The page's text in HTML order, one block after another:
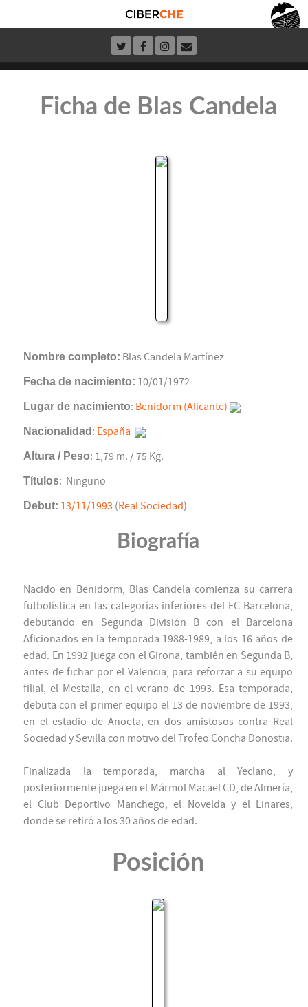
Ficha de Blas Candela
Nombre completo: Blas Candela Martínez
Fecha de nacimiento: 10/01/1972
Lugar de nacimiento: Benidorm (Alicante)
Nacionalidad : España
Altura / Peso: 1,79 m. / 75 Kg.
Títulos: Ninguno
Debut: 13/11/1993 (Real Sociedad)
Biografía
Nacido en Benidorm, Blas Candela comienza su carrera
futbolística en las categorías inferiores del FC Barcelona,
debutando en Segunda División B con el Barcelona
Aficionados en la temporada 1988-1989, a los 16 años de
edad. En 1992 juega con el Girona, también en Segunda B,
antes de fichar por el Valencia, para reforzar a su equipo
filial, el Mestalla, en el verano de 1993. Esa temporada,
debuta con el primer equipo el 13 de noviembre de 1993,
en el estadio de Anoeta, en dos amistosos contra Real
Sociedad y Sevilla con motivo del Trofeo Concha Donostia.
Finalizada la temporada, marcha al Yeclano, y
posteriormente juega en el Mármol Macael CD, de Almería,
el Club Deportivo Manchego, el Novelda y el Linares,
donde se retiró a los 30 años de edad.
Posición